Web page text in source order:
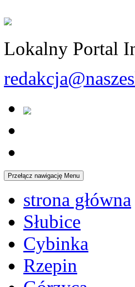
Lokalny Portal
Przełącz nawigację Menu
strona główna
Słubice
Cybinka
Rzepin